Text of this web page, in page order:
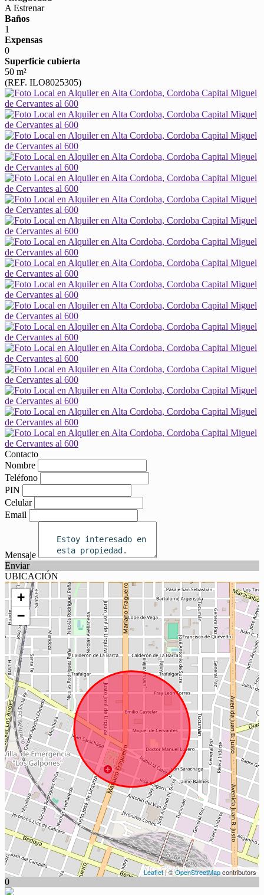
A Estrenar
Baños
1
Expensas
0
Superficie cubierta
50 m²
(REF. ILO8025305)
Contacto
Nombre
Teléfono
PIN
Celular
Email
Mensaje
Enviar
UBICACIÓN
+
−
Leaflet| ©OpenStreetMapcontributors
0